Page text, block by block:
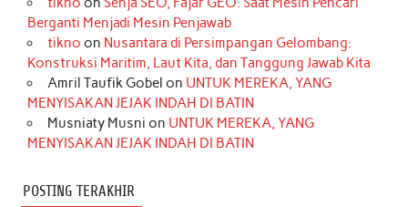
o
k
r
a
m
k
r
e
s
t
d
I
n
r
e
Berganti Menjadi Mesin Penjawab
tikno on Nusantara di Persimpangan Gelombang:
Konstruksi Maritim, Laut Kita, dan Tanggung Jawab Kita
Amril Taufik Gobel on UNTUK MEREKA, YANG
MENYISAKAN JEJAK INDAH DI BATIN
Musniaty Musni on UNTUK MEREKA, YANG
MENYISAKAN JEJAK INDAH DI BATIN
POSTING TERAKHIR